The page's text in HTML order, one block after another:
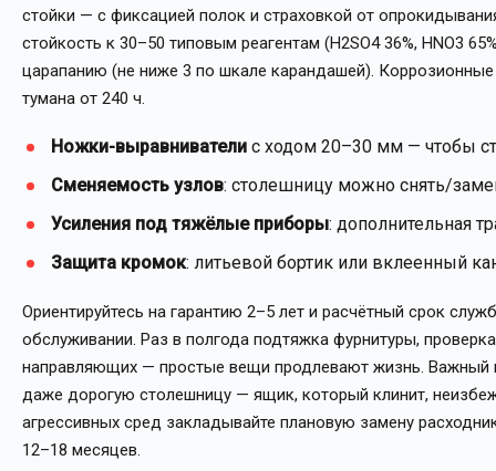
стойки — с фиксацией полок и страховкой от
стойкость к 30–50 типовым реагентам (H2SO4 36%, HNO3
царапанию (не ниже 3 по шкале карандашей).
тумана от 240 ч.
Ножки-выравниватели с ходом 20–30 мм — чтобы
Сменяемость узлов: столешницу можно снять/
Усиления под тяжёлые приборы: дополнительная
Защита кромок: литьевой бортик или вклеенный
Ориентируйтесь на гарантию 2–5 лет и расчётный срок
обслуживании. Раз в полгода подтяжка фурнитуры,
направляющих — простые вещи продлевают жизнь. Важный
даже дорогую столешницу — ящик, который клинит,
агрессивных сред закладывайте плановую замену
12–18 месяцев.